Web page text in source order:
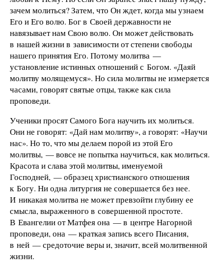
зачем молиться? Затем, что Он ждет, когда мы узнаем
Его и Его волю. Бог в Своей державности не
навязывает нам Свою волю. Он может действовать
в нашей жизни в зависимости от степени свободы
нашего принятия Его. Потому молитва —
установление истинных отношений с Богом. «Даяй
молитву молящемуся». Но сила молитвы не измеряется
часами, говорят святые отцы, также как сила
проповеди.
Ученики просят Самого Бога научить их молиться.
Они не говорят: «Дай нам молитву», а говорят: «Научи
нас». Но то, что мы делаем порой из этой Его
молитвы, — вовсе не попытка научиться, как молиться.
Красота и слава этой молитвы, именуемой
Господней, — образец христианского отношения
к Богу. Ни одна литургия не совершается без нее.
И никакая молитва не может превзойти глубину ее
смысла, выраженного в совершенной простоте.
В Евангелии от Матфея она — в центре Нагорной
проповеди, она — краткая запись всего Писания,
в ней — средоточие веры и, значит, всей молитвенной
жизни.